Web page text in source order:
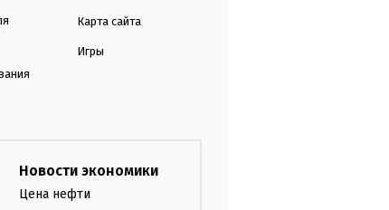
Карта сайта
Игры
Новости экономики
Цена нефти